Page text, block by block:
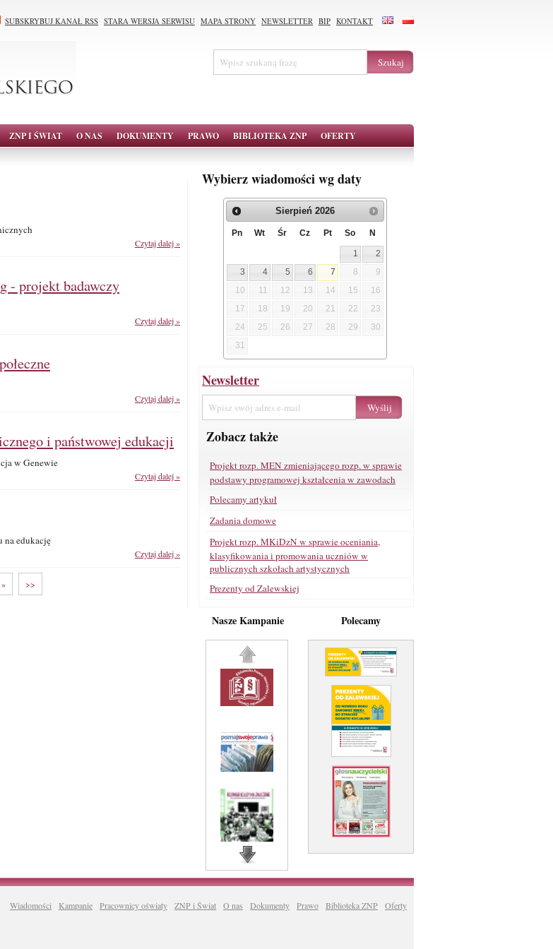
SUBSKRYBUJ KANAŁ RSS STARA WERSJA SERWISU MAPA STRONY NEWSLETTER BIP KONTAKT
ZNP I ŚWIAT O NAS DOKUMENTY PRAWO BIBLIOTEKA ZNP OFERTY
Czytaj dalej »
- projekt badawczy
Czytaj dalej »
Czytaj dalej »
i państwowej edukacji
w Genewie
Czytaj dalej »
na edukację
Czytaj dalej »
>>
Wybierz wiadomości wg daty
Sierpień 2026
Pn Wt Śr Cz Pt So N
1
2
3
4 5 6 7 8
9
10
11 12 13 14 15
16
17
18 19 20 21 22
23
24
25 26 27 28 29
30
31
Newsletter
Zobacz także
Projekt rozp. MEN zmieniającego rozp. w sprawie
podstawy programowej kształcenia w zawodach
Polecamy artykuł
Zadania domowe
Projekt rozp. MKiDzN w sprawie oceniania,
klasyfikowania i promowania uczniów w
publicznych szkołach artystycznych
Prezenty od Zalewskiej
Nasze Kampanie Polecamy
Oferty
Biblioteka ZNP
Prawo
Dokumenty
O nas
ZNP i Świat
Pracownicy oświaty
Kampanie
Wiadomości